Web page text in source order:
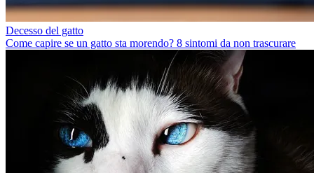
Decesso del gatto
Come capire se un gatto sta morendo? 8 sintomi da non trascurare